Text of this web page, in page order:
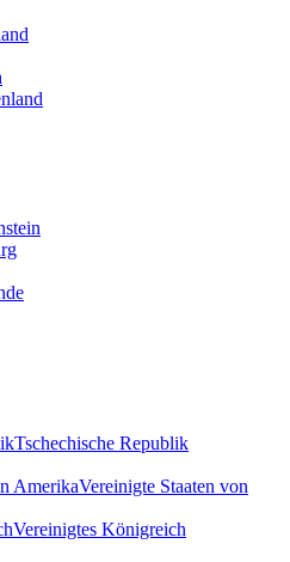
Tschechische Republik
Vereinigte Staaten von
Vereinigtes Königreich